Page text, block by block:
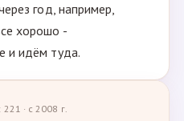
год, например,
хорошо -
и идём туда.
· с 2008 г.